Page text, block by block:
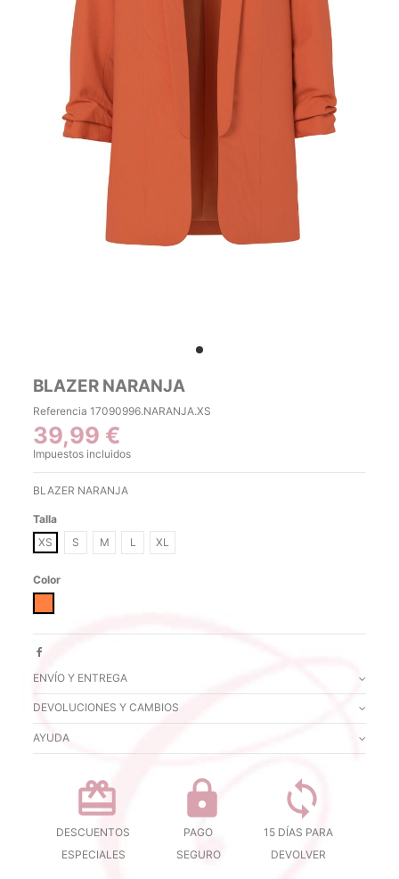
BLAZER NARANJA
Referencia 17090996.NARANJA.XS
39,99 €
Impuestos incluidos
BLAZER NARANJA
Talla
XS
S M L XL
Color
ENVÍO Y ENTREGA
DEVOLUCIONES Y CAMBIOS
AYUDA
DESCUENTOS
ESPECIALES
PAGO
SEGURO
15 DÍAS PARA
DEVOLVER